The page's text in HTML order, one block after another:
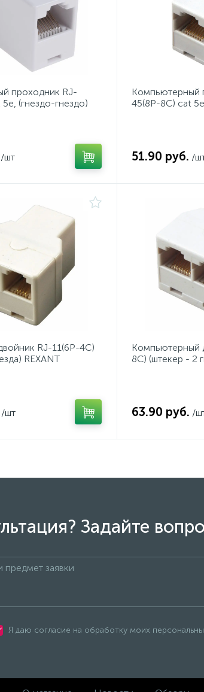
проходник RJ-
(гнездо-гнездо)
/шт
Кoмпьютерный
45(8P-8C) cat
51.90 руб. /
RJ-11(6P-4C)
REXANT
/шт
Компьютерный
8C) (штекер - 2
63.90 руб. /
Задайте
Я даю согласие на обработку моих